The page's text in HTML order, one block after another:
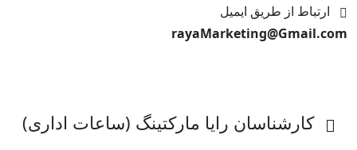
ارتباط از طریق ایمیل
rayaMarketing@Gmail.com
کارشناسان رایا مارکتینگ (ساعات اداری)